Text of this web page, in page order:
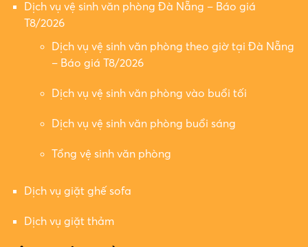
Dịch vụ vệ sinh văn phòng Đà Nẵng – Báo giá
T8/2026
Dịch vụ vệ sinh văn phòng theo giờ tại Đà Nẵng
– Báo giá T8/2026
Dịch vụ vệ sinh văn phòng vào buổi tối
Dịch vụ vệ sinh văn phòng buổi sáng
Tổng vệ sinh văn phòng
Dịch vụ giặt ghế sofa
Dịch vụ giặt thảm